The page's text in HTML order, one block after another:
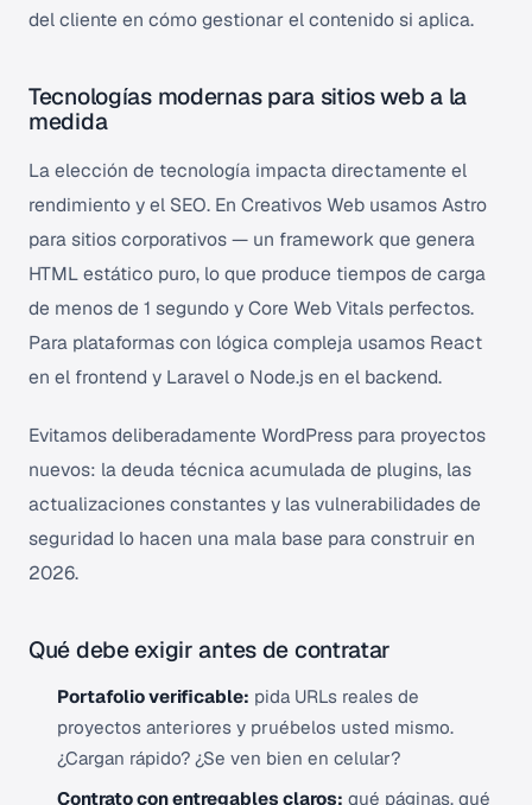
del cliente en cómo gestionar el contenido si aplica.
Tecnologías modernas para sitios web a la
medida
La elección de tecnología impacta directamente el
rendimiento y el SEO. En Creativos Web usamos Astro
para sitios corporativos — un framework que genera
HTML estático puro, lo que produce tiempos de carga
de menos de 1 segundo y Core Web Vitals perfectos.
Para plataformas con lógica compleja usamos React
en el frontend y Laravel o Node.js en el backend.
Evitamos deliberadamente WordPress para proyectos
nuevos: la deuda técnica acumulada de plugins, las
actualizaciones constantes y las vulnerabilidades de
seguridad lo hacen una mala base para construir en
2026.
Qué debe exigir antes de contratar
Portafolio verificable: pida URLs reales de
proyectos anteriores y pruébelos usted mismo.
¿Cargan rápido? ¿Se ven bien en celular?
Contrato con entregables claros: qué páginas, qué